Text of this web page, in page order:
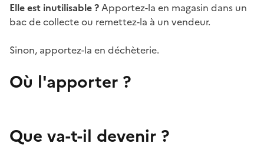
Elle est inutilisable ?Apportez-la en magasin dans un
bac de collecte ou remettez-la à un vendeur.
Sinon, apportez-la en déchèterie.
Où l'apporter ?
Que va-t-il devenir ?